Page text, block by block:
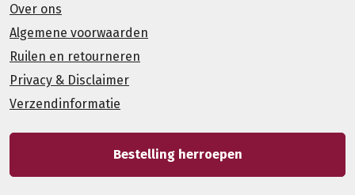
Over ons
Algemene voorwaarden
Ruilen en retourneren
Privacy & Disclaimer
Verzendinformatie
Bestelling herroepen